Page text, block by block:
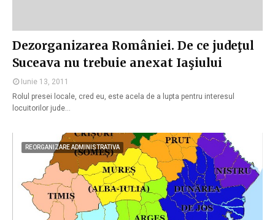
Dezorganizarea României. De ce judeţul
Suceava nu trebuie anexat Iaşiului
Iunie 13, 2011
Rolul presei locale, cred eu, este acela de a lupta pentru interesul
locuitorilor jude…
REORGANIZARE ADMINISTRATIVA